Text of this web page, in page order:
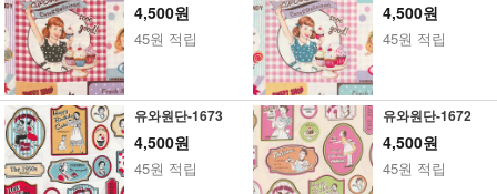
4,500원
45원 적립
4,500원
45원 적립
유와원단-1673
4,500원
45원 적립
유와원단-1672
4,500원
45원 적립